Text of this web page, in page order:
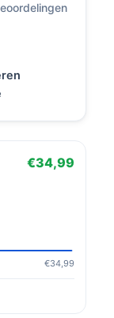
€34,99
€34,99